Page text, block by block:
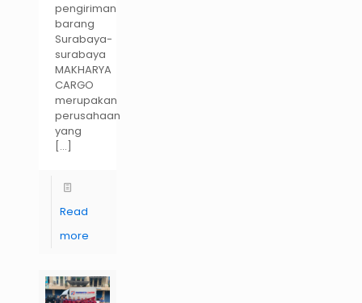
pengiriman
barang
Surabaya-
surabaya
MAKHARYA
CARGO
merupakan
perusahaan
yang
[…]
Read
more